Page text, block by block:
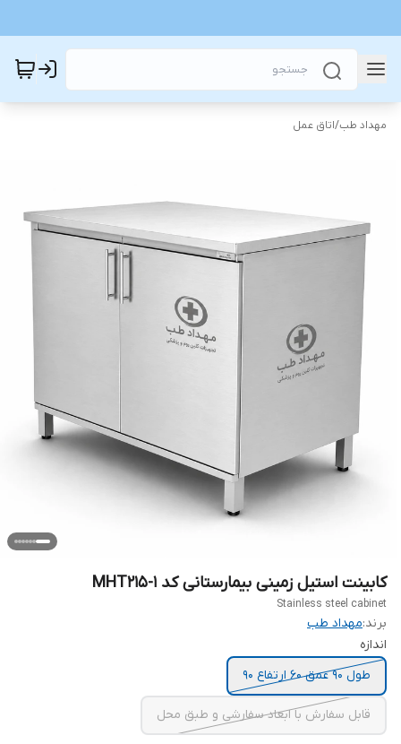
مهداد طب/اتاق عمل
کابینت استیل زمینی بیمارستانی کد MHT215-1
Stainless steel cabinet
برند:مهداد طب
اندازه
طول 90 عمق 60 ارتفاع 90
قابل سفارش با ابعاد سفارشی و طبق محل